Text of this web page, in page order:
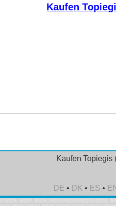
Kaufen
Kaufen Topiegis
DE • DK • ES •